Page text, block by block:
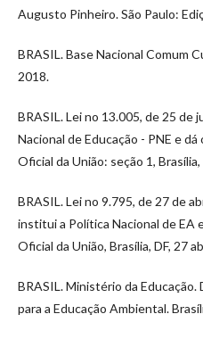
Augusto Pinheiro. São Paulo:
BRASIL. Base Nacional Comum
2018.
BRASIL. Lei no 13.005, de 25 de
Nacional de Educação - PNE e
Oficial da União: seção 1,
BRASIL. Lei no 9.795, de 27 de
institui a Política Nacional de EA
Oficial da União, Brasília, DF, 27
BRASIL. Ministério da
para a Educação Ambiental.